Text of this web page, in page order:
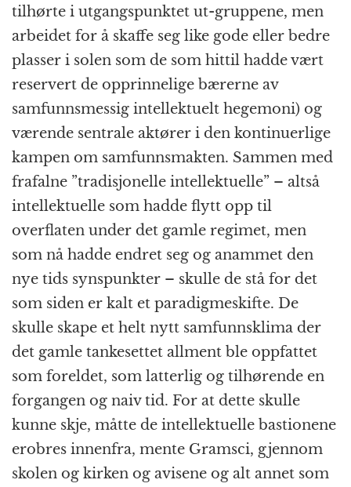
tilhørte i utgangspunktet ut-gruppene, men
arbeidet for å skaffe seg like gode eller bedre
plasser i solen som de som hittil hadde vært
reservert de opprinnelige bærerne av
samfunnsmessig intellektuelt hegemoni) og
værende sentrale aktører i den kontinuerlige
kampen om samfunnsmakten. Sammen med
frafalne ”tradisjonelle intellektuelle” – altså
intellektuelle som hadde flytt opp til
overflaten under det gamle regimet, men
som nå hadde endret seg og anammet den
nye tids synspunkter – skulle de stå for det
som siden er kalt et paradigmeskifte. De
skulle skape et helt nytt samfunnsklima der
det gamle tankesettet allment ble oppfattet
som foreldet, som latterlig og tilhørende en
forgangen og naiv tid. For at dette skulle
kunne skje, måtte de intellektuelle bastionene
erobres innenfra, mente Gramsci, gjennom
skolen og kirken og avisene og alt annet som